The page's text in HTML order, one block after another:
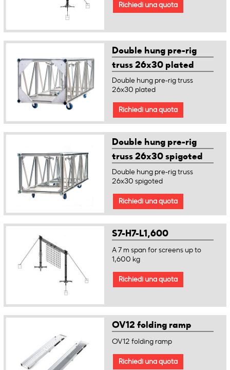
Richiedi una quota
Double hung pre-rig
truss 26x30 plated
Double hung pre-rig truss
26x30 plated
Richiedi una quota
Double hung pre-rig
truss 26x30 spigoted
Double hung pre-rig truss
26x30 spigoted
Richiedi una quota
S7-H7-L1,600
A 7 m span for screens up to
1,600 kg
Richiedi una quota
OV12 folding ramp
OV12 folding ramp
Richiedi una quota